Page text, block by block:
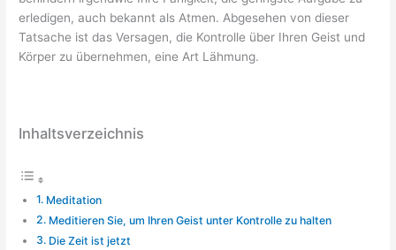
erledigen, auch bekannt als Atmen. Abgesehen von dieser
Tatsache ist das Versagen, die Kontrolle über Ihren Geist und
Körper zu übernehmen, eine Art Lähmung.
Inhaltsverzeichnis
Meditation
Meditieren Sie, um Ihren Geist unter Kontrolle zu halten
Die Zeit ist jetzt